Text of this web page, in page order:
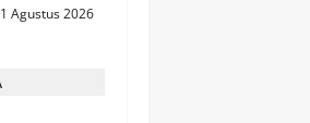
1 Agustus 2026